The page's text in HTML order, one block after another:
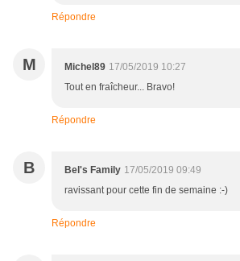
Répondre
M Michel89 17/05/2019 10:27
Tout en fraîcheur... Bravo!
Répondre
B Bel's Family 17/05/2019 09:49
ravissant pour cette fin de semaine :-)
Répondre